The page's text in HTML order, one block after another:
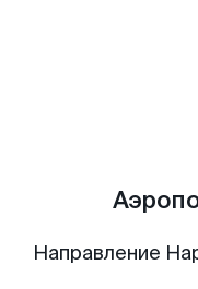
Направление